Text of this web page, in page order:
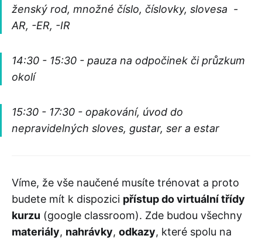
ženský rod, množné číslo, číslovky, slovesa -
AR, -ER, -IR
14:30 - 15:30 - pauza na odpočinek či průzkum
okolí
15:30 - 17:30 - opakování, úvod do
nepravidelných sloves, gustar, ser a estar
Víme, že vše naučené musíte trénovat a proto
budete mít k dispozici přístup do virtuální třídy
kurzu (google classroom). Zde budou všechny
materiály, nahrávky, odkazy, které spolu na